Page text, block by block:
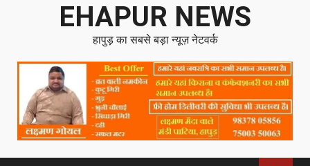
EHAPUR NEWS
हापुड़ का सबसे बड़ा न्यूज़ नेटवर्क